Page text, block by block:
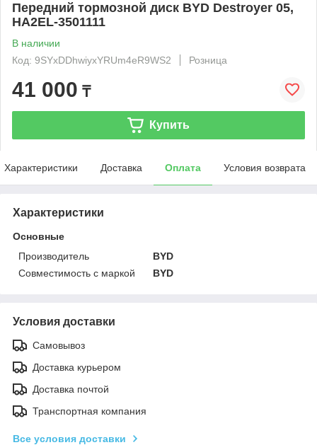
Передний тормозной диск BYD Destroyer 05,
HA2EL-3501111
В наличии
Код: 9SYxDDhwiyxYRUm4eR9WS2
Розница
41 000 ₸
Купить
Характеристики Доставка Оплата Условия возврата
Характеристики
Основные
Производитель
BYD
Совместимость с маркой
BYD
Условия доставки
Самовывоз
Доставка курьером
Доставка почтой
Транспортная компания
Все условия доставки